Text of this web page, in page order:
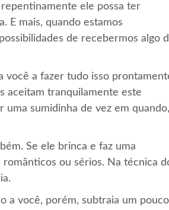
ele possa ter
E mais, quando estamos
de recebermos algo
você a fazer tudo isso
aceitam tranquilamente este
sumidinha de vez em quando,
Se ele brinca e faz uma
ou sérios. Na técnica
a você, porém, subtraia um